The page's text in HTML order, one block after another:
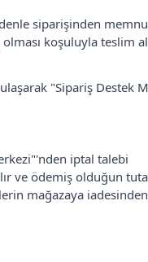
siparişinden
koşuluyla teslim
"Sipariş Destek
iptal talebi
ve ödemiş olduğun
mağazaya